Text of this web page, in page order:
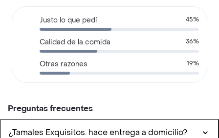
Justo lo que pedí 45%
Calidad de la comida 36%
Otras razones 19%
Preguntas frecuentes
¿Tamales Exquisitos. hace entrega a domicilio?